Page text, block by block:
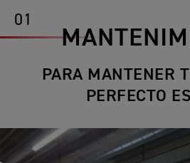
01
PARA MANTENER
PERFECTO